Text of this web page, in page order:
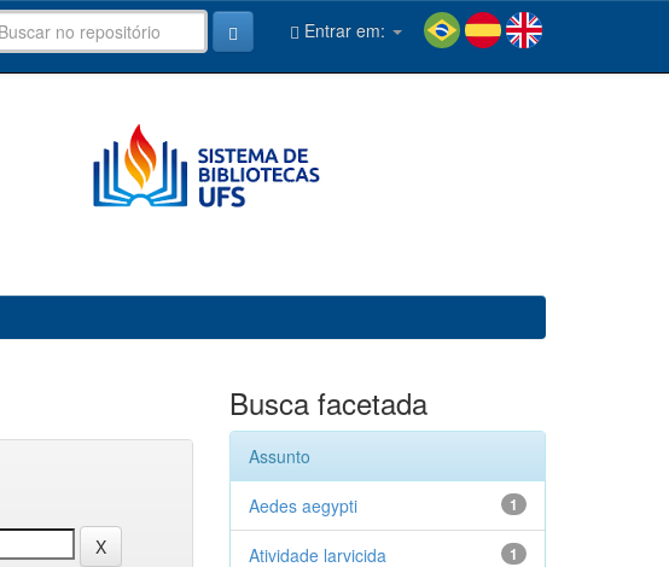
Entrar em:
Busca facetada
Assunto
1
Aedes aegypti
1
Atividade larvicida